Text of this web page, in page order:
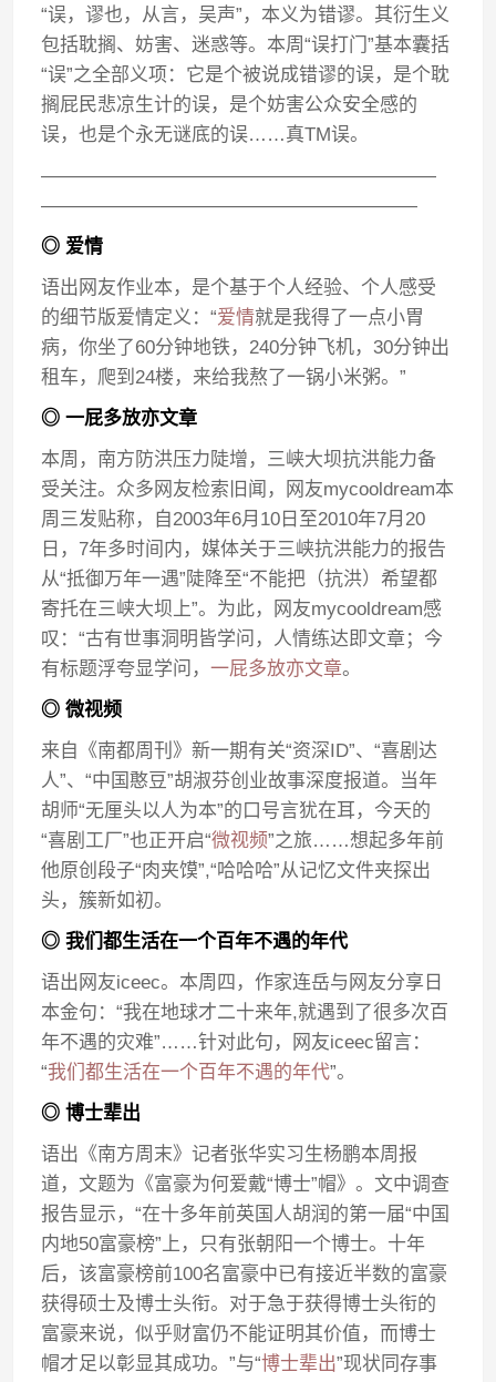
“误，谬也，从言，吴声”，本义为错谬。其衍生义
包括耽搁、妨害、迷惑等。本周“误打门”基本囊括
“误”之全部义项：它是个被说成错谬的误，是个耽
搁屁民悲凉生计的误，是个妨害公众安全感的
误，也是个永无谜底的误……真TM误。
—————————————————————
————————————————————
◎ 爱情
语出网友作业本，是个基于个人经验、个人感受
的细节版爱情定义：“爱情就是我得了一点小胃
病，你坐了60分钟地铁，240分钟飞机，30分钟出
租车，爬到24楼，来给我熬了一锅小米粥。”
◎ 一屁多放亦文章
本周，南方防洪压力陡增，三峡大坝抗洪能力备
受关注。众多网友检索旧闻，网友mycooldream本
周三发贴称，自2003年6月10日至2010年7月20
日，7年多时间内，媒体关于三峡抗洪能力的报告
从“抵御万年一遇”陡降至“不能把（抗洪）希望都
寄托在三峡大坝上”。为此，网友mycooldream感
叹：“古有世事洞明皆学问，人情练达即文章；今
有标题浮夸显学问，一屁多放亦文章。
◎ 微视频
来自《南都周刊》新一期有关“资深ID”、“喜剧达
人”、“中国憨豆”胡淑芬创业故事深度报道。当年
胡师“无厘头以人为本”的口号言犹在耳，今天的
“喜剧工厂”也正开启“微视频”之旅……想起多年前
他原创段子“肉夹馍”,“哈哈哈”从记忆文件夹探出
头，簇新如初。
◎ 我们都生活在一个百年不遇的年代
语出网友iceec。本周四，作家连岳与网友分享日
本金句：“我在地球才二十来年,就遇到了很多次百
年不遇的灾难”……针对此句，网友iceec留言：
“我们都生活在一个百年不遇的年代”。
◎ 博士辈出
语出《南方周末》记者张华实习生杨鹏本周报
道，文题为《富豪为何爱戴“博士”帽》。文中调查
报告显示，“在十多年前英国人胡润的第一届“中国
内地50富豪榜”上，只有张朝阳一个博士。十年
后，该富豪榜前100名富豪中已有接近半数的富豪
获得硕士及博士头衔。对于急于获得博士头衔的
富豪来说，似乎财富仍不能证明其价值，而博士
帽才足以彰显其成功。”与“博士辈出”现状同存事